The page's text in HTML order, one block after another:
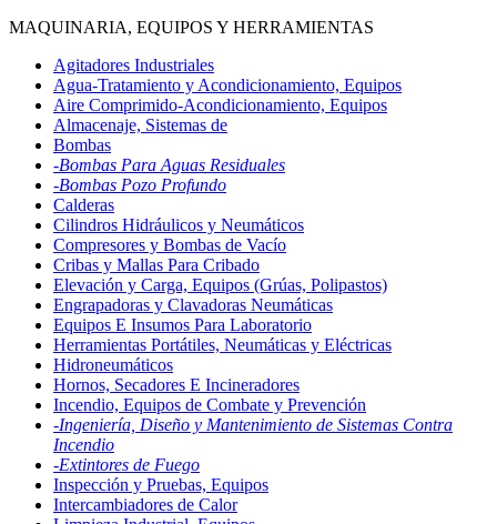
MAQUINARIA, EQUIPOS Y HERRAMIENTAS
Agitadores Industriales
Agua-Tratamiento y Acondicionamiento, Equipos
Aire Comprimido-Acondicionamiento, Equipos
Almacenaje, Sistemas de
Bombas
-Bombas Para Aguas Residuales
-Bombas Pozo Profundo
Calderas
Cilindros Hidráulicos y Neumáticos
Compresores y Bombas de Vacío
Cribas y Mallas Para Cribado
Elevación y Carga, Equipos (Grúas, Polipastos)
Engrapadoras y Clavadoras Neumáticas
Equipos E Insumos Para Laboratorio
Herramientas Portátiles, Neumáticas y Eléctricas
Hidroneumáticos
Hornos, Secadores E Incineradores
Incendio, Equipos de Combate y Prevención
-Ingeniería, Diseño y Mantenimiento de Sistemas Contra
Incendio
-Extintores de Fuego
Inspección y Pruebas, Equipos
Intercambiadores de Calor